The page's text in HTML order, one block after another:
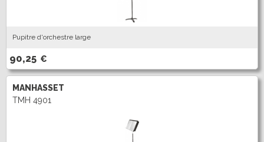
Pupitre d'orchestre large
90,25 €
MANHASSET
TMH 4901